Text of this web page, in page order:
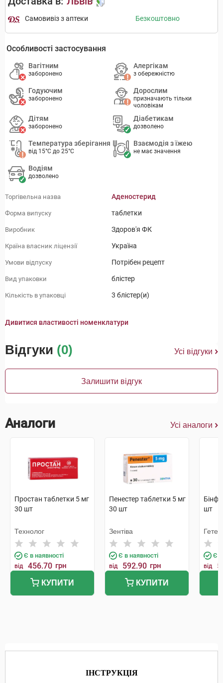
Самовивіз з аптеки Безкоштовно
Особливості застосування
Вагітним
заборонено
Алергікам
з обережністю
Годуючим
заборонено
Дорослим
призначають тільки
чоловікам
Дітям
заборонено
Діабетикам
дозволено
Температура зберігання
від 15°C до 25°C
Взаємодія з їжею
не має значення
Водіям
дозволено
Торгівельна назва Аденостерид
Форма випуску таблетки
Виробник Здоров'я ФК
Країна власник ліцензії Україна
Умови відпуску Потрібен рецепт
Вид упаковки блістер
Кількість в упаковці 3 блістер(и)
Дивитися властивості номенклатури
Відгуки (0) Усі відгуки
Залишити відгук
Аналоги Усі аналоги
Простан таблетки 5 мг
30 шт
Технолог
Є в наявності
від 456.70 грн
КУПИТИ
Пенестер таблетки 5 мг
30 шт
Зентіва
Є в наявності
від 592.90 грн
КУПИТИ
шт
Є в
від